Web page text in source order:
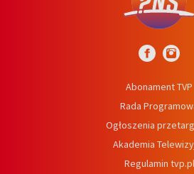
Abonament TVP
Rada
Ogłoszenia
Akademia
Regulamin tvp.pl